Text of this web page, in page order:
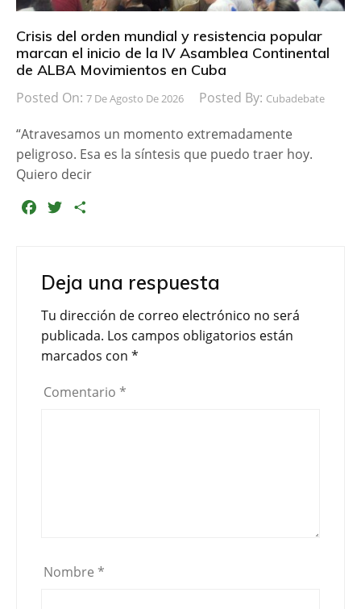
Crisis del orden mundial y resistencia popular
marcan el inicio de la IV Asamblea Continental
de ALBA Movimientos en Cuba
Posted On: 7 De Agosto De 2026 Posted By: Cubadebate
“Atravesamos un momento extremadamente
peligroso. Esa es la síntesis que puedo traer hoy.
Quiero decir
b
o
k
t
r
a
t
i
r
Deja una respuesta
Tu dirección de correo electrónico no será
publicada. Los campos obligatorios están
marcados con *
Comentario *
Nombre *